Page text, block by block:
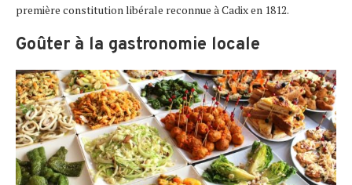
première constitution libérale reconnue à Cadix en 1812.
Goûter à la gastronomie locale